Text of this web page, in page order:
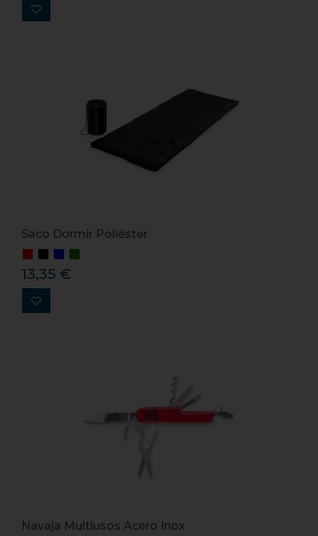
Saco Dormir Poliéster
13,35 €
Navaja Multiusos Acero Inox